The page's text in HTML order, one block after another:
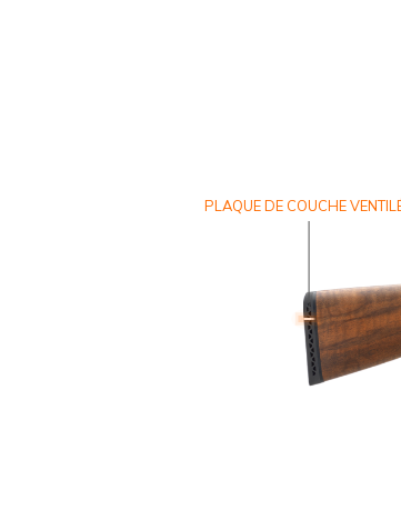
PLAQUE DE COUCHE